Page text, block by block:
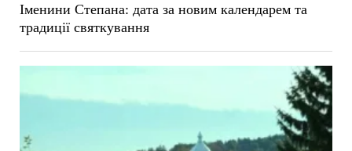
Іменини Степана: дата за новим календарем та
традиції святкування